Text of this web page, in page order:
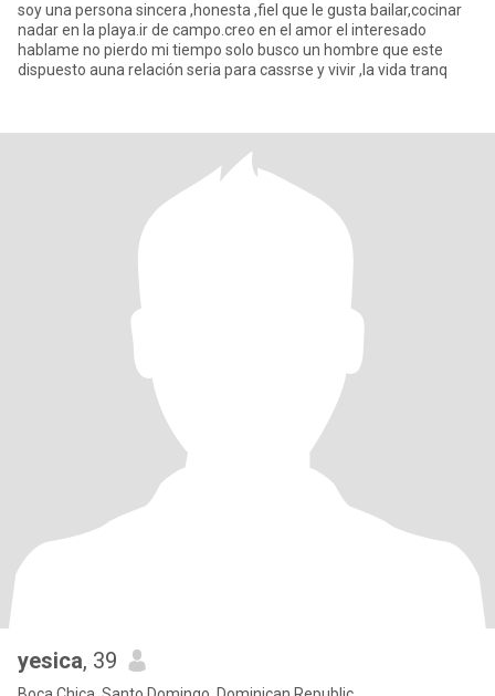
soy una persona sincera ,honesta ,fiel que le gusta bailar,cocinar
nadar en la playa.ir de campo.creo en el amor el interesado
hablame no pierdo mi tiempo solo busco un hombre que este
dispuesto auna relación seria para cassrse y vivir ,la vida tranq
yesica, 39